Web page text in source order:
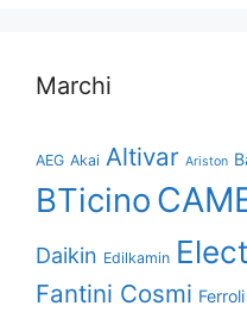
Marchi
AEG Akai Altivar Ariston
BTicino
Daikin Edilkamin
Fantini Cosmi Ferroli